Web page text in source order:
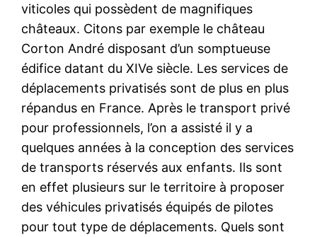
viticoles qui possèdent de magnifiques
châteaux. Citons par exemple le château
Corton André disposant d’un somptueuse
édifice datant du XIVe siècle. Les services de
déplacements privatisés sont de plus en plus
répandus en France. Après le transport privé
pour professionnels, l’on a assisté il y a
quelques années à la conception des services
de transports réservés aux enfants. Ils sont
en effet plusieurs sur le territoire à proposer
des véhicules privatisés équipés de pilotes
pour tout type de déplacements. Quels sont